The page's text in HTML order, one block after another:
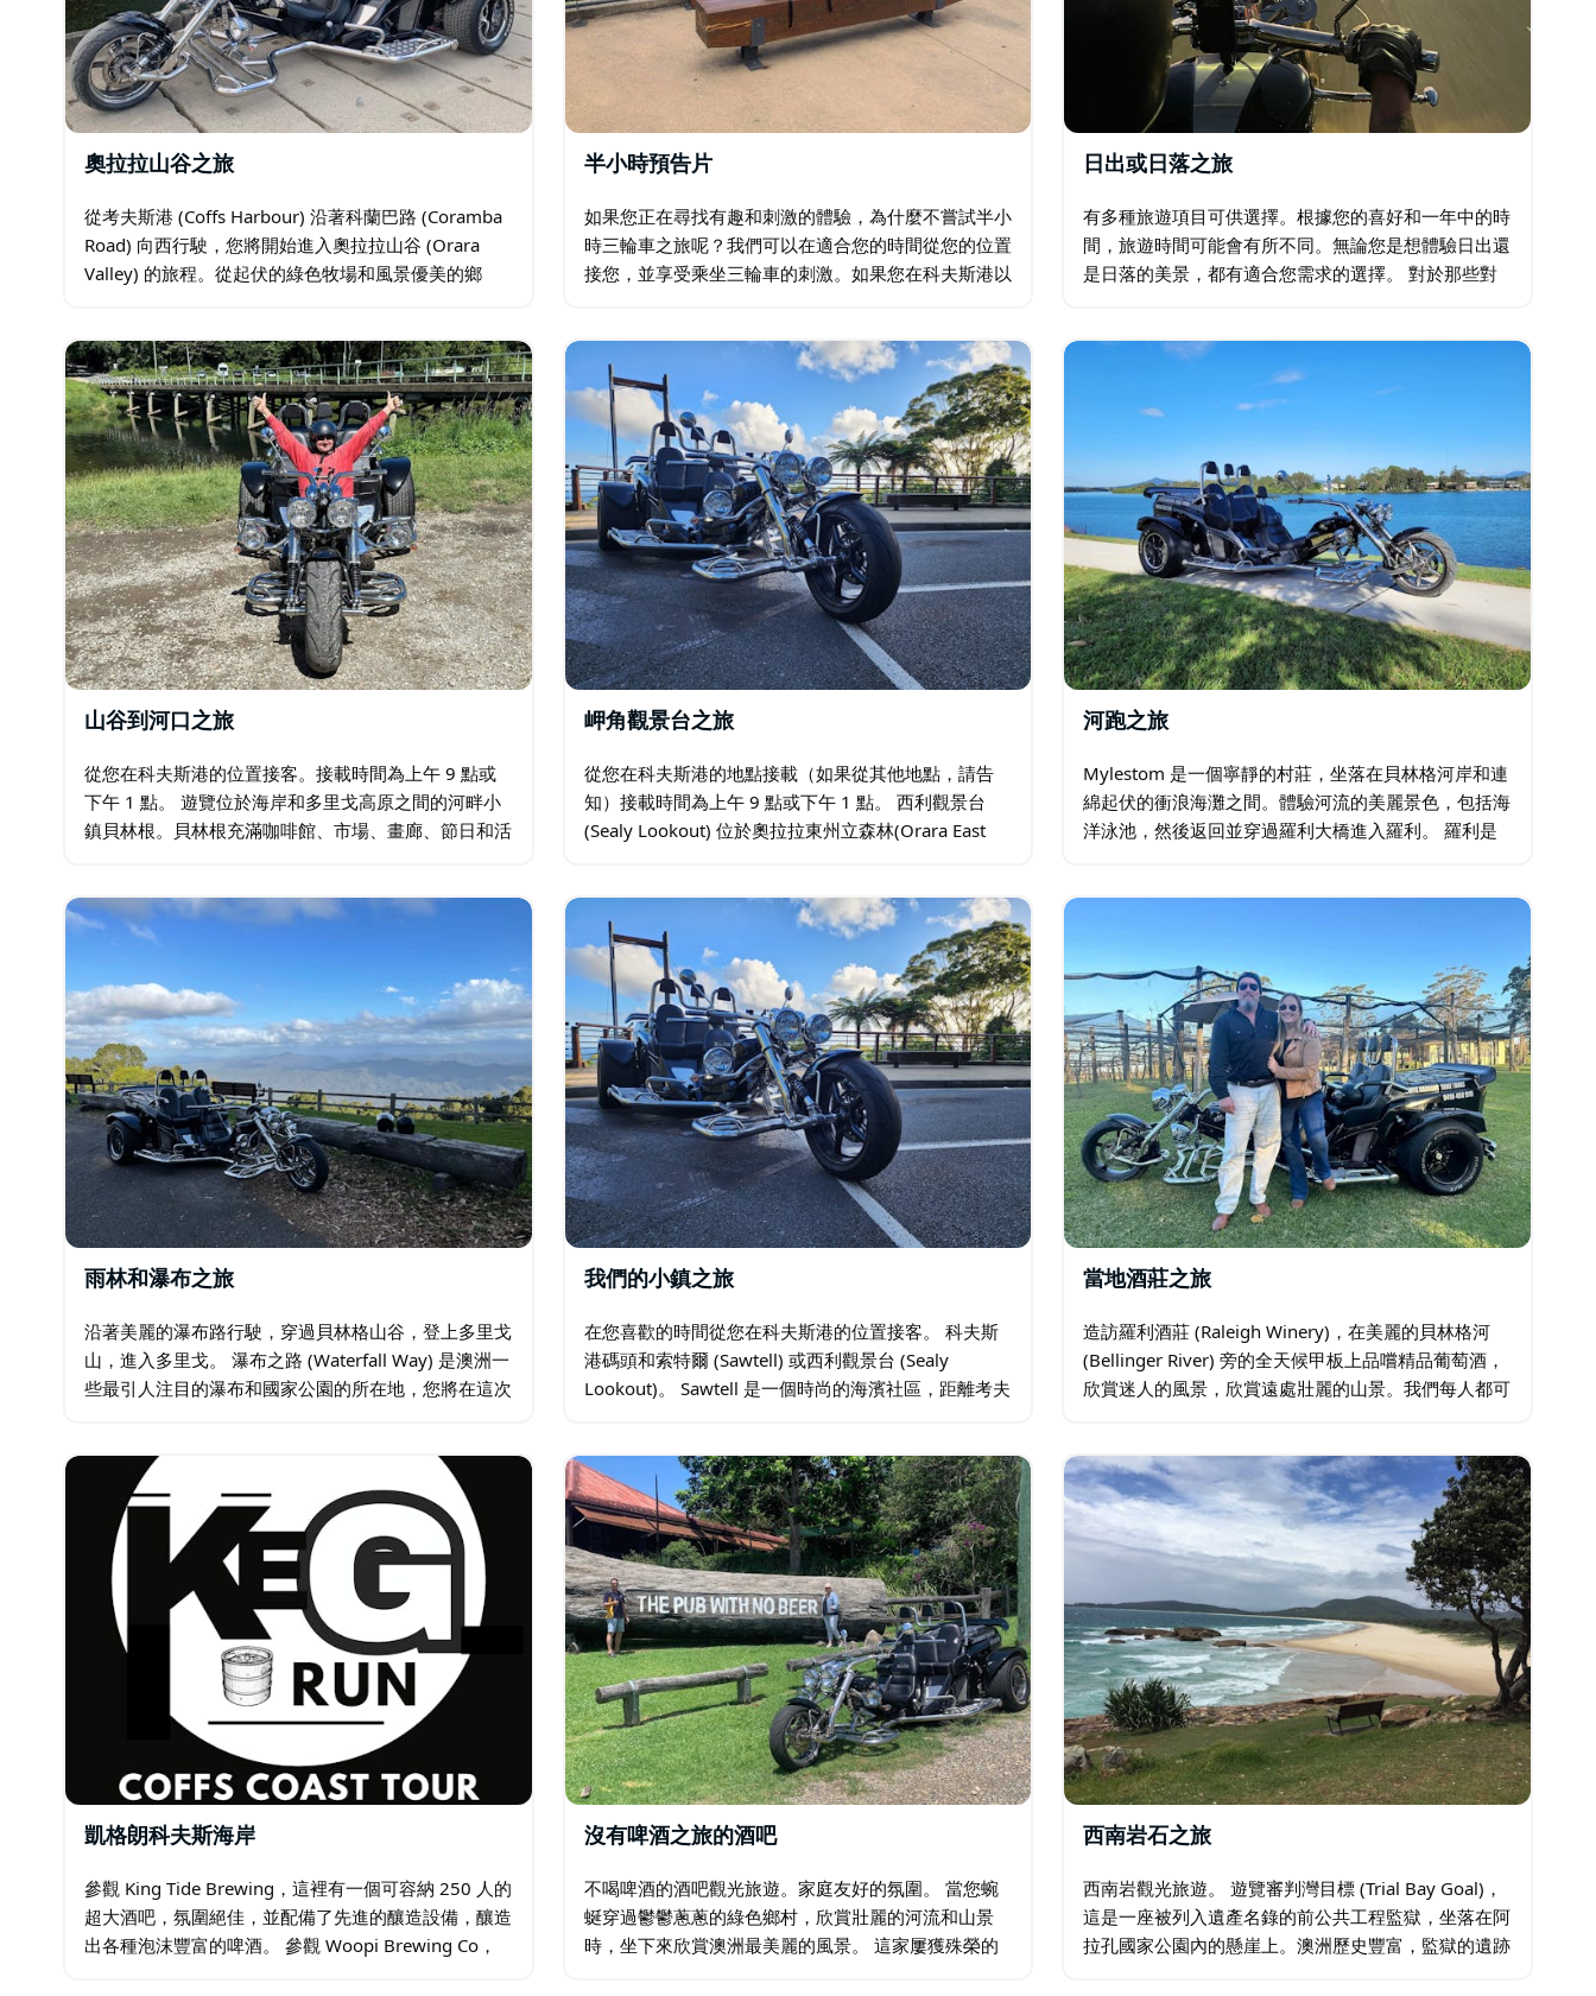
館、葡萄園和酒窖均已修復，並釀造出多種手工採摘葡萄釀造的葡萄酒。
奧拉拉山谷之旅
從考夫斯港 (Coffs Harbour) 沿著科蘭巴路 (Coramba
Road) 向西行駛，您將開始進入奧拉拉山谷 (Orara
Valley) 的旅程。從起伏的綠色牧場和風景優美的鄉
半小時預告片
如果您正在尋找有趣和刺激的體驗，為什麼不嘗試半小
時三輪車之旅呢？我們可以在適合您的時間從您的位置
接您，並享受乘坐三輪車的刺激。如果您在科夫斯港以
日出或日落之旅
有多種旅遊項目可供選擇。根據您的喜好和一年中的時
間，旅遊時間可能會有所不同。無論您是想體驗日出還
是日落的美景，都有適合您需求的選擇。 對於那些對
山谷到河口之旅
從您在科夫斯港的位置接客。接載時間為上午 9 點或
下午 1 點。 遊覽位於海岸和多里戈高原之間的河畔小
鎮貝林根。貝林根充滿咖啡館、市場、畫廊、節日和活
岬角觀景台之旅
從您在科夫斯港的地點接載（如果從其他地點，請告
知）接載時間為上午 9 點或下午 1 點。 西利觀景台
(Sealy Lookout) 位於奧拉拉東州立森林(Orara East
河跑之旅
Mylestom 是一個寧靜的村莊，坐落在貝林格河岸和連
綿起伏的衝浪海灘之間。體驗河流的美麗景色，包括海
洋泳池，然後返回並穿過羅利大橋進入羅利。 羅利是
雨林和瀑布之旅
沿著美麗的瀑布路行駛，穿過貝林格山谷，登上多里戈
山，進入多里戈。 瀑布之路 (Waterfall Way) 是澳洲一
些最引人注目的瀑布和國家公園的所在地，您將在這次
我們的小鎮之旅
在您喜歡的時間從您在科夫斯港的位置接客。 科夫斯
港碼頭和索特爾 (Sawtell) 或西利觀景台 (Sealy
Lookout)。 Sawtell 是一個時尚的海濱社區，距離考夫
當地酒莊之旅
造訪羅利酒莊 (Raleigh Winery)，在美麗的貝林格河
(Bellinger River) 旁的全天候甲板上品嚐精品葡萄酒，
欣賞迷人的風景，欣賞遠處壯麗的山景。我們每人都可
凱格朗科夫斯海岸
參觀 King Tide Brewing，這裡有一個可容納 250 人的
超大酒吧，氛圍絕佳，並配備了先進的釀造設備，釀造
出各種泡沫豐富的啤酒。 參觀 Woopi Brewing Co，
沒有啤酒之旅的酒吧
不喝啤酒的酒吧觀光旅遊。家庭友好的氛圍。 當您蜿
蜒穿過鬱鬱蔥蔥的綠色鄉村，欣賞壯麗的河流和山景
時，坐下來欣賞澳洲最美麗的風景。 這家屢獲殊榮的
西南岩石之旅
西南岩觀光旅遊。 遊覽審判灣目標 (Trial Bay Goal)，
這是一座被列入遺產名錄的前公共工程監獄，坐落在阿
拉孔國家公園內的懸崖上。澳洲歷史豐富，監獄的遺跡